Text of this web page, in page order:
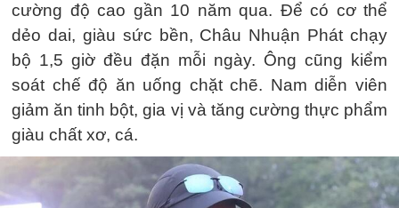
cường độ cao gần 10 năm qua. Để có cơ thể
dẻo dai, giàu sức bền, Châu Nhuận Phát chạy
bộ 1,5 giờ đều đặn mỗi ngày. Ông cũng kiểm
soát chế độ ăn uống chặt chẽ. Nam diễn viên
giảm ăn tinh bột, gia vị và tăng cường thực phẩm
giàu chất xơ, cá.